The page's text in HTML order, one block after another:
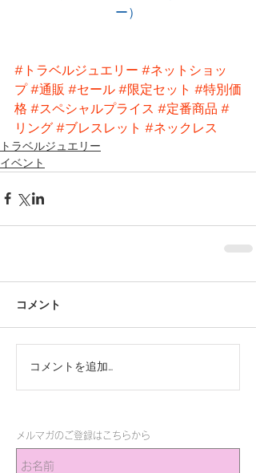
ー）
#トラベルジュエリー #ネットショッ
プ #通販 #セール #限定セット #特別価
格 #スペシャルプライス #定番商品 #
リング #ブレスレット #ネックレス
トラベルジュエリー
イベント
コメント
コメントを追加…
メルマガのご登録はこちらから